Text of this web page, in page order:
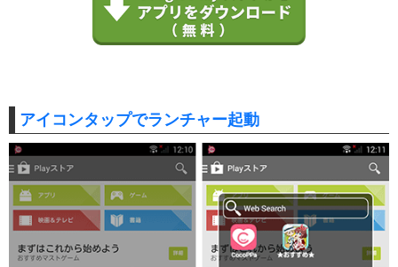
アイコンタップでランチャー起動